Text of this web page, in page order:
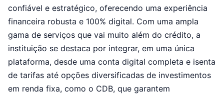
confiável e estratégico, oferecendo uma experiência
financeira robusta e 100% digital. Com uma ampla
gama de serviços que vai muito além do crédito, a
instituição se destaca por integrar, em uma única
plataforma, desde uma conta digital completa e isenta
de tarifas até opções diversificadas de investimentos
em renda fixa, como o CDB, que garantem